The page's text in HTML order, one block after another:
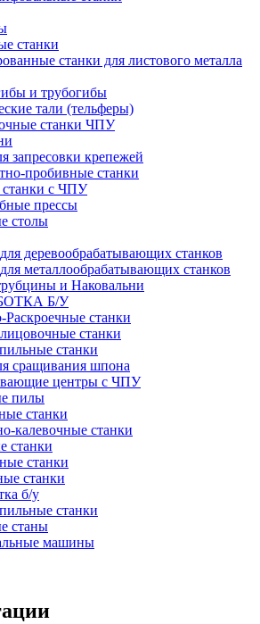
станки
станки для листового металла
и трубогибы
тали (тельферы)
станки ЧПУ
запресовки крепежей
пробивные станки
станки с ЧПУ
прессы
столы
деревообрабатывающих станков
металлообрабатывающих станков
и Наковальни
Б/У
станки
станки
станки
сращивания шпона
центры с ЧПУ
пилы
станки
калевочные станки
станки
станки
станки
б/у
станки
станы
машины